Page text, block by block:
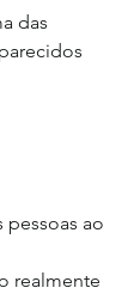
das
pessoas ao
realmente